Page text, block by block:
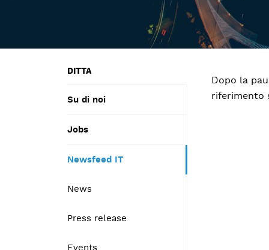
DITTA
Su di noi
Jobs
Newsfeed IT
News
Press release
Events
Dopo la
riferimento